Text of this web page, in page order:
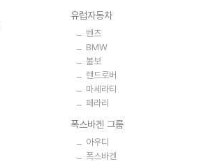
유럽자동차
벤츠
BMW
볼보
랜드로버
마세라티
페라리
폭스바겐 그룹
아우디
폭스바겐